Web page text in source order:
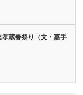
孝蔵春祭り（文・嘉手